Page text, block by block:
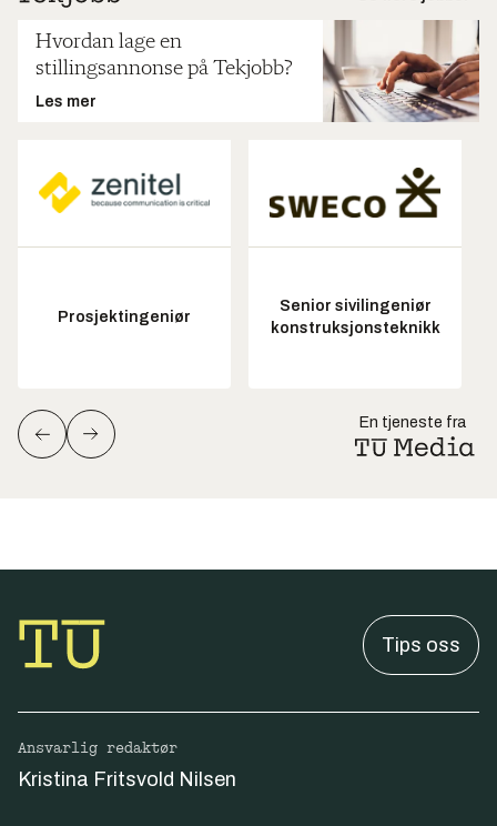
Hvordan lage en
stillingsannonse på Tekjobb?
Les mer
Prosjektingeniør
Senior sivilingeniør
konstruksjonsteknikk
En tjeneste fra
Tips oss
Ansvarlig redaktør
Kristina Fritsvold Nilsen